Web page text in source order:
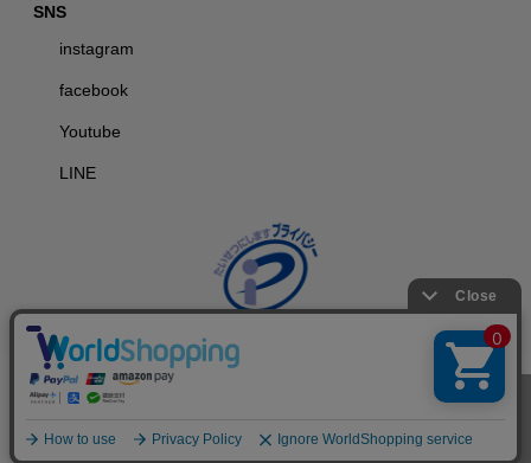
SNS
instagram
facebook
Youtube
LINE
book
gra
E
ube
Copyright©Co-medical Co.Ltd rights reserved.